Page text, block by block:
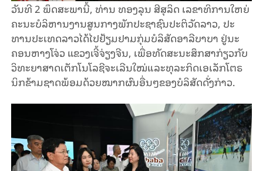
ວັນ​ທີ 2 ພຶດ​ສະ​ພາ​ນີ້, ທ່ານ​ ທອ​ງ​ລຸນ ສີ​ສຸ​ລິດ ເລ​ຂາ​ທິ​ການ​ໃຫຍ່​
ຄະ​ນະ​ບໍ​ລິ​ຫານ​ງານ​ສູນ​ກາງ​ພັກ​ປະ​ຊາ​ຊົນ​ປະ​ຕິ​ວັດ​ລາວ, ປະ​
ທານ​ປະ​ເທດ​ລາວ​ໄດ້​ໄປ​ຢ້ຽມ​ຢາມ​ກຸ່ມບໍ​ລິ​ສັດ​ອາ​ລີ​​ບາ​ບາ ຢູ່​ນະ​
ຄອນ​​ຫາງ​ໂຈ່ວ ແຂວງ​ເຈີ້​ຈ່ຽງ​ຈີນ, ເພື່ອ​​ທັດ​ສະ​ນະ​ສຶກ​ສາ​ກ່ຽວ​ກັບ
ວິ​ທະ​ຍາ​ສາດ​ເຕັກ​ໂນ​ໂລ​ຊີ​ຈະ​ເລີນ​ໃໝ່​ແລະ​ທຸ​ລະ​ກິດ​ເອ​ເລັກ​ໂຕ​ຣ
ນິກ​ຂ້າມ​ຊາດ​ພ້ອ​ມ​ດ້ວຍໝາກ​ຜົນ​ອື່ນໆ​ຂອງ​ບໍ​ລິ​ສັດ​ດັ່ງ​ກ່າວ.